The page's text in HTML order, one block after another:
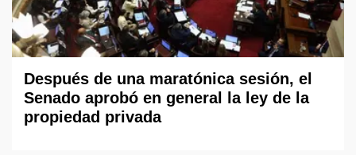
Después de una maratónica sesión, el
Senado aprobó en general la ley de la
propiedad privada